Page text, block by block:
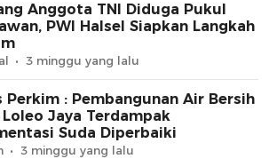
Anggota TNI Diduga Pukul
PWI Halsel Siapkan Langkah
3 minggu yang lalu
Perkim : Pembangunan Air Bersih
Loleo Jaya Terdampak
Suda Diperbaiki
3 minggu yang lalu